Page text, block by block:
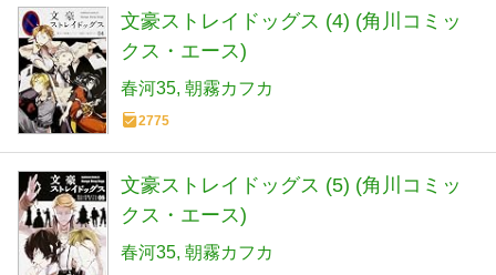
文豪ストレイドッグス (4) (角川コミッ
クス・エース)
春河35 朝霧カフカ
2775
文豪ストレイドッグス (5) (角川コミッ
クス・エース)
春河35 朝霧カフカ